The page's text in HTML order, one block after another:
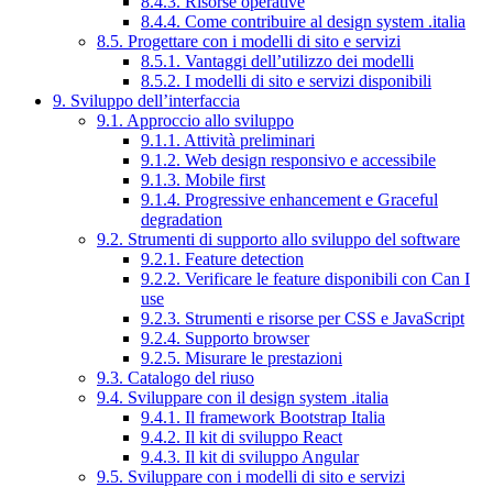
8.4.4. Come contribuire al design system .italia
8.5. Progettare con i modelli di sito e servizi
8.5.1. Vantaggi dell’utilizzo dei modelli
8.5.2. I modelli di sito e servizi disponibili
9. Sviluppo dell’interfaccia
9.1. Approccio allo sviluppo
9.1.1. Attività preliminari
9.1.2. Web design responsivo e accessibile
9.1.3. Mobile first
9.1.4. Progressive enhancement e Graceful
degradation
9.2. Strumenti di supporto allo sviluppo del software
9.2.1. Feature detection
9.2.2. Verificare le feature disponibili con Can I
use
9.2.3. Strumenti e risorse per CSS e JavaScript
9.2.4. Supporto browser
9.2.5. Misurare le prestazioni
9.3. Catalogo del riuso
9.4. Sviluppare con il design system .italia
9.4.1. Il framework Bootstrap Italia
9.4.2. Il kit di sviluppo React
9.4.3. Il kit di sviluppo Angular
9.5. Sviluppare con i modelli di sito e servizi